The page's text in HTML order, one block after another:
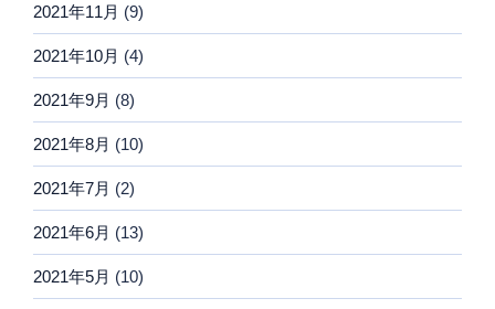
2021年11月 (9)
2021年10月 (4)
2021年9月 (8)
2021年8月 (10)
2021年7月 (2)
2021年6月 (13)
2021年5月 (10)